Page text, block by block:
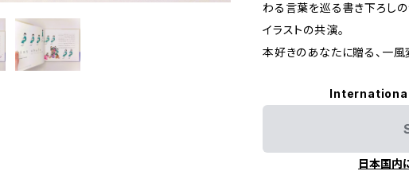
わる言葉を巡る書き下ろしの
イラストの共演――。
本好きのあなたに贈る、一風
日本国内